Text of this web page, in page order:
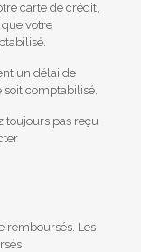
carte de crédit,
votre
un délai de
comptabilisé.
toujours pas reçu
remboursés. Les